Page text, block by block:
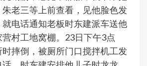
老三等上前查看，见他脸色发
电话通知老板时东建派车送他
村工地窝棚。23日下午3点
摔倒，被厕所门口搅拌机工发